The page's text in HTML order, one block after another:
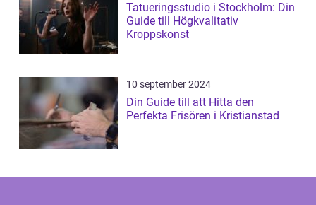
Tatueringsstudio i Stockholm: Din
Guide till Högkvalitativ
Kroppskonst
10 september 2024
Din Guide till att Hitta den
Perfekta Frisören i Kristianstad